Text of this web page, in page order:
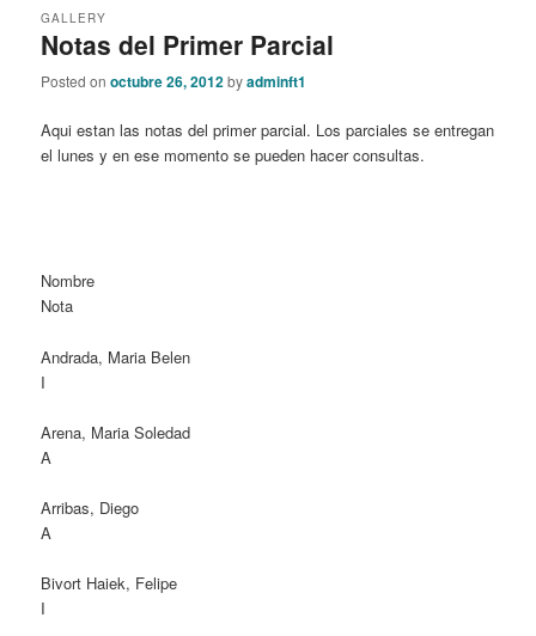
Notas del Primer Parcial
GALLERY
Posted onoctubre 26, 2012byadminft1
Aqui estan las notas del primer parcial. Los parciales se entregan
el lunes y en ese momento se pueden hacer consultas.
Nombre
Nota
Andrada, Maria Belen
I
Arena, Maria Soledad
A
Arribas, Diego
A
Bivort Haiek, Felipe
I